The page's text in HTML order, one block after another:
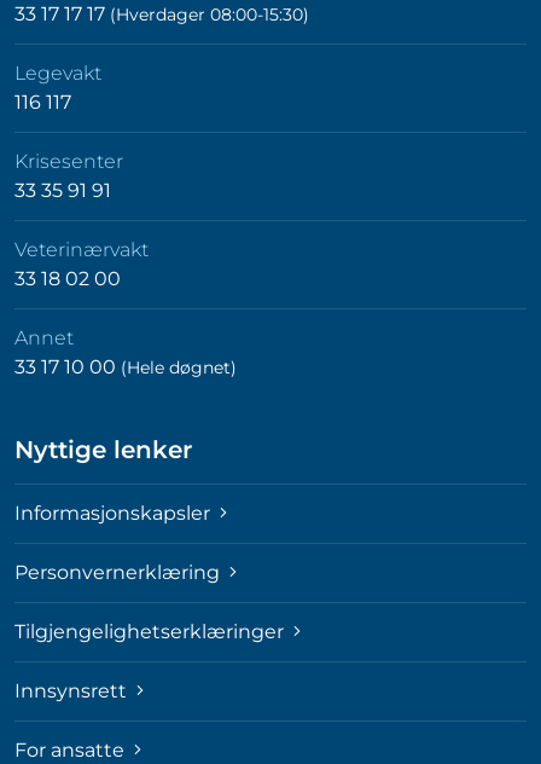
33 17 17 17 (Hverdager 08:00-15:30)
Legevakt
116 117
Krisesenter
33 35 91 91
Veterinærvakt
33 18 02 00
Annet
33 17 10 00 (Hele døgnet)
Nyttige lenker
Informasjonskapsler
Personvernerklæring
Tilgjengelighetserklæringer
Innsynsrett
For ansatte